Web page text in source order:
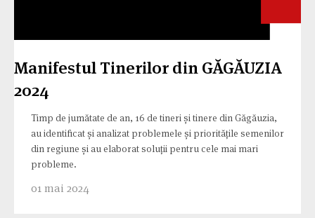
Manifestul Tinerilor din GĂGĂUZIA
2024
Timp de jumătate de an, 16 de tineri și tinere din Găgăuzia,
au identificat și analizat problemele și prioritățile semenilor
din regiune și au elaborat soluții pentru cele mai mari
probleme.
01 mai 2024